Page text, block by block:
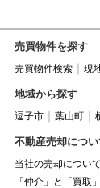
売買物件を探す
売買物件検索 現
地域から探す
逗子市 葉山町
不動産売却につい
当社の売却について
「仲介」と「買取